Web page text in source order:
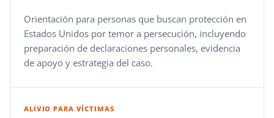
Orientación para personas que buscan protección en
Estados Unidos por temor a persecución, incluyendo
preparación de declaraciones personales, evidencia
de apoyo y estrategia del caso.
ALIVIO PARA VÍCTIMAS